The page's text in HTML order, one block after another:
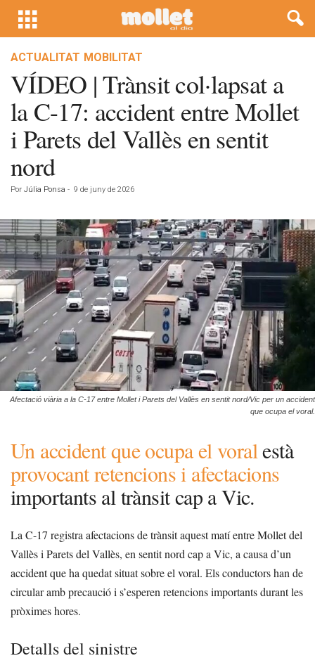
ACTUALITAT MOBILITAT
VÍDEO | Trànsit col·lapsat a
la C-17: accident entre Mollet
i Parets del Vallès en sentit
nord
Por Júlia Ponsa - 9 de juny de 2026
Afectació viària a la C-17 entre Mollet i Parets del Vallès en sentit nord/Vic per un accident
que ocupa el voral.
Un accident que ocupa el voral està
provocant retencions i afectacions
importants al trànsit cap a Vic.
La C-17 registra afectacions de trànsit aquest matí entre Mollet del
Vallès i Parets del Vallès, en sentit nord cap a Vic, a causa d’un
accident que ha quedat situat sobre el voral. Els conductors han de
circular amb precaució i s’esperen retencions importants durant les
pròximes hores.
Detalls del sinistre